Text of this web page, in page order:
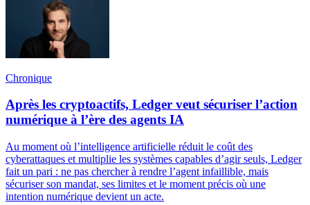
Chronique
Après les cryptoactifs, Ledger veut sécuriser l’action
numérique à l’ère des agents IA
Au moment où l’intelligence artificielle réduit le coût des
cyberattaques et multiplie les systèmes capables d’agir seuls, Ledger
fait un pari : ne pas chercher à rendre l’agent infaillible, mais
sécuriser son mandat, ses limites et le moment précis où une
intention numérique devient un acte.